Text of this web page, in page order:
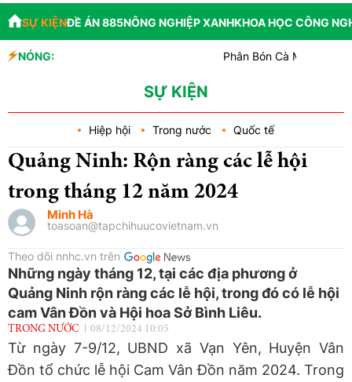
SỰ KIỆNĐỀ ÁN 885NÔNG NGHIỆP XANHKHOA HỌC CÔNG
NÓNG:
Phân Bón Cà Mau đồng hành với
Mùa xanh trên cánh đồng Mường
SỰ KIỆN
Hiệp hội Trong nước Quốc tế
Quảng Ninh: Rộn ràng các lễ hội
trong tháng 12 năm 2024
Minh Hà
toasoan@tapchihuucovietnam.vn
Theo dõi nnhc.vn trên
Những ngày tháng 12, tại các địa phương ở
Quảng Ninh rộn ràng các lễ hội, trong đó có lễ hội
cam Vân Đồn và Hội hoa Sở Bình Liêu.
TRONG NƯỚC 08/12/2024 10:05
Từ ngày 7-9/12, UBND xã Vạn Yên, Huyện Vân
Đồn tổ chức lễ hội Cam Vân Đồn năm 2024. Trong